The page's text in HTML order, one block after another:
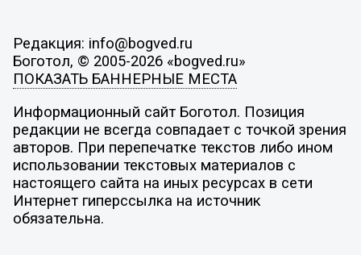
Редакция: info@bogved.ru
Боготол, © 2005-2026 «bogved.ru»
ПОКАЗАТЬ БАННЕРНЫЕ МЕСТА
Информационный сайт Боготол. Позиция
редакции не всегда совпадает с точкой зрения
авторов. При перепечатке текстов либо ином
использовании текстовых материалов с
настоящего сайта на иных ресурсах в сети
Интернет гиперссылка на источник
обязательна.